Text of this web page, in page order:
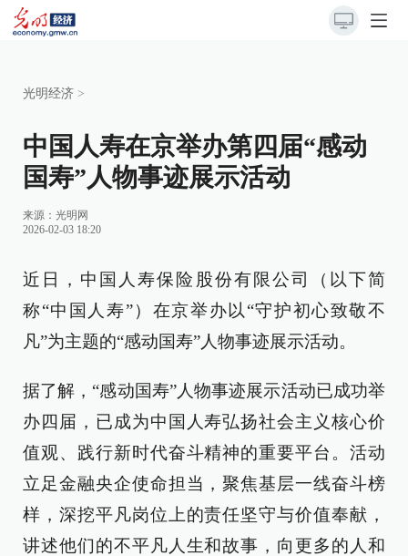
光明经济 >
中国人寿在京举办第四届“感动
国寿”人物事迹展示活动
来源： 光明网
2026-02-03 18:20
近日，中国人寿保险股份有限公司（以下简
称“中国人寿”）在京举办以“守护初心致敬不
凡”为主题的“感动国寿”人物事迹展示活动。
据了解，“感动国寿”人物事迹展示活动已成功举
办四届，已成为中国人寿弘扬社会主义核心价
值观、践行新时代奋斗精神的重要平台。活动
立足金融央企使命担当，聚焦基层一线奋斗榜
样，深挖平凡岗位上的责任坚守与价值奉献，
讲述他们的不平凡人生和故事，向更多的人和